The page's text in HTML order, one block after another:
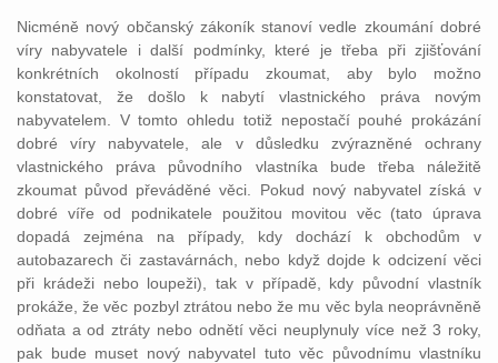
Nicméně nový občanský zákoník stanoví vedle zkoumání dobré
víry nabyvatele i další podmínky, které je třeba při zjišťování
konkrétních okolností případu zkoumat, aby bylo možno
konstatovat, že došlo k nabytí vlastnického práva novým
nabyvatelem. V tomto ohledu totiž nepostačí pouhé prokázání
dobré víry nabyvatele, ale v důsledku zvýrazněné ochrany
vlastnického práva původního vlastníka bude třeba náležitě
zkoumat původ převáděné věci. Pokud nový nabyvatel získá v
dobré víře od podnikatele použitou movitou věc (tato úprava
dopadá zejména na případy, kdy dochází k obchodům v
autobazarech či zastavárnách, nebo když dojde k odcizení věci
při krádeži nebo loupeži), tak v případě, kdy původní vlastník
prokáže, že věc pozbyl ztrátou nebo že mu věc byla neoprávněně
odňata a od ztráty nebo odnětí věci neuplynuly více než 3 roky,
pak bude muset nový nabyvatel tuto věc původnímu vlastníku